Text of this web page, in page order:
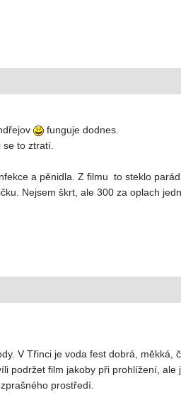
funguje dodnes.
to ztratí.
a pěnidla. Z filmu to steklo
Nejsem škrt, ale 300 za oplach
V Třinci je voda fest dobrá, měkká,
podržet film jakoby při prohlížení, ale
prostředí.